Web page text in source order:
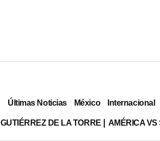
Últimas Noticias México Internacional
GUTIÉRREZ DE LA TORRE AMÉRICA VS